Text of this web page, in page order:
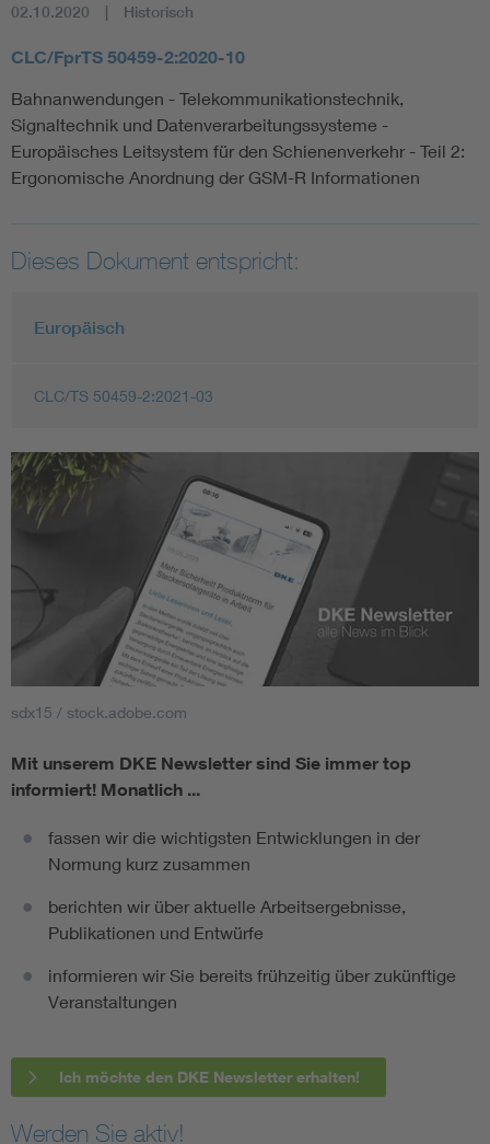
02.10.2020 Historisch
CLC/FprTS 50459-2:2020-10
Bahnanwendungen - Telekommunikationstechnik,
Signaltechnik und Datenverarbeitungssysteme -
Europäisches Leitsystem für den Schienenverkehr - Teil 2:
Ergonomische Anordnung der GSM-R Informationen
Dieses Dokument entspricht:
Europäisch
CLC/TS 50459-2:2021-03
sdx15 / stock.adobe.com
Mit unserem DKE Newsletter sind Sie immer top
informiert! Monatlich ...
fassen wir die wichtigsten Entwicklungen in der
Normung kurz zusammen
berichten wir über aktuelle Arbeitsergebnisse,
Publikationen und Entwürfe
informieren wir Sie bereits frühzeitig über zukünftige
Veranstaltungen
Ich möchte den DKE Newsletter erhalten!
Werden Sie aktiv!